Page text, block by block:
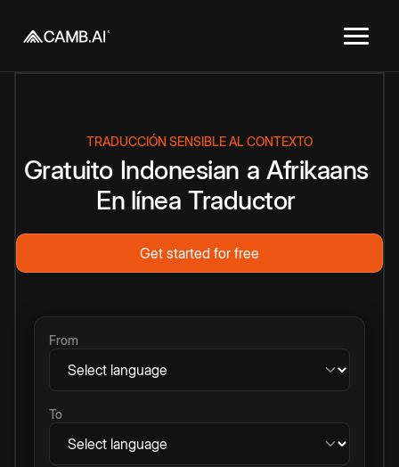
TRADUCCIÓN SENSIBLE AL CONTEXTO
Gratuito Indonesian a Afrikaans
En línea Traductor
Get started for free
From
To